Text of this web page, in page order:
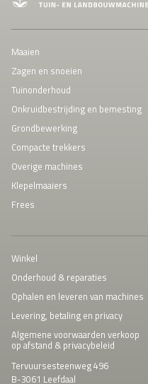
Maaien
Zagen en snoeien
Tuinonderhoud
Onkruidbestrijding en bemesting
Grondbewerking
Compacte trekkers
Overige machines
Klepelmaaiers
Frees
Winkel
Onderhoud & reparaties
Ophalen en leveren van machines
Levering, betaling en privacy
Algemene voorwaarden verkoop
op afstand & privacybeleid
Tervuursesteenweg 496
B-3061 Leefdaal